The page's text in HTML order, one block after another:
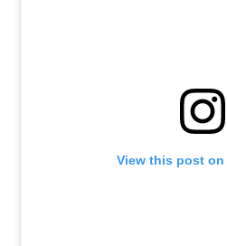
View this post on